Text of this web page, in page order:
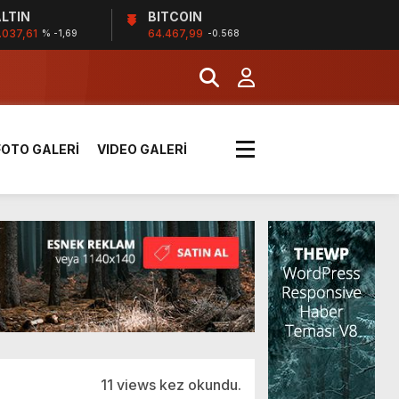
% -1,69
BITCOIN
64.467,99 -0.568
sırada
kazaya neden oldu
paylaştı
GALERİ VIDEO GALERİ
11 views kez okundu.